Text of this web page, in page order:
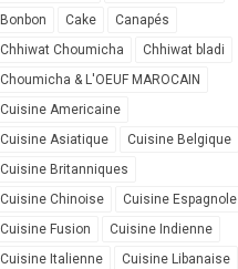
Bonbon
Cake
Canapés
Chhiwat Choumicha
Chhiwat bladi
Choumicha & L'OEUF MAROCAIN
Cuisine Americaine
Cuisine Asiatique
Cuisine Belgique
Cuisine Britanniques
Cuisine Chinoise
Cuisine Espagnole
Cuisine Fusion
Cuisine Indienne
Cuisine Italienne
Cuisine Libanaise